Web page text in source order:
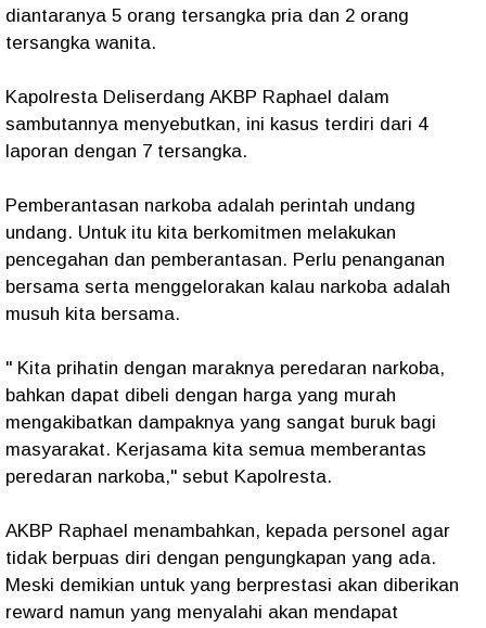
diantaranya 5 orang tersangka pria dan 2 orang
tersangka wanita.
Kapolresta Deliserdang AKBP Raphael dalam
sambutannya menyebutkan, ini kasus terdiri dari 4
laporan dengan 7 tersangka.
Pemberantasan narkoba adalah perintah undang
undang. Untuk itu kita berkomitmen melakukan
pencegahan dan pemberantasan. Perlu penanganan
bersama serta menggelorakan kalau narkoba adalah
musuh kita bersama.
" Kita prihatin dengan maraknya peredaran narkoba,
bahkan dapat dibeli dengan harga yang murah
mengakibatkan dampaknya yang sangat buruk bagi
masyarakat. Kerjasama kita semua memberantas
peredaran narkoba," sebut Kapolresta.
AKBP Raphael menambahkan, kepada personel agar
tidak berpuas diri dengan pengungkapan yang ada.
Meski demikian untuk yang berprestasi akan diberikan
reward namun yang menyalahi akan mendapat